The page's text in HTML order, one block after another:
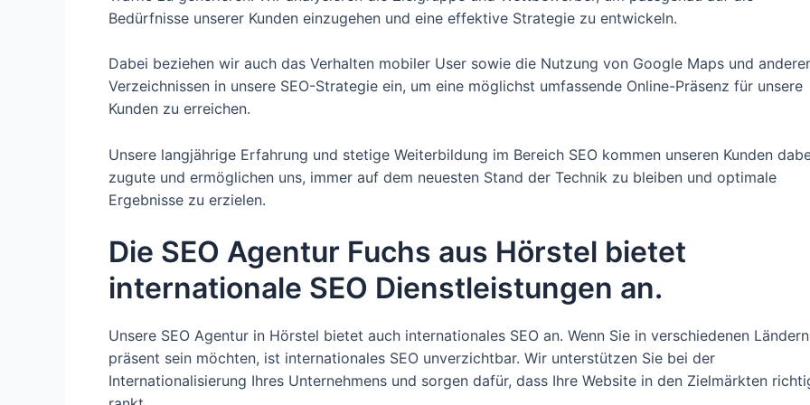
Bedürfnisse unserer Kunden einzugehen und eine effektive Strategie zu entwickeln.
Dabei beziehen wir auch das Verhalten mobiler User sowie die Nutzung von Google Maps und
Verzeichnissen in unsere SEO-Strategie ein, um eine möglichst umfassende Online-Präsenz für unsere
Kunden zu erreichen.
Unsere langjährige Erfahrung und stetige Weiterbildung im Bereich SEO kommen unseren Kunden
zugute und ermöglichen uns, immer auf dem neuesten Stand der Technik zu bleiben und optimale
Ergebnisse zu erzielen.
Die SEO Agentur Fuchs aus Hörstel bietet
internationale SEO Dienstleistungen an.
Unsere SEO Agentur in Hörstel bietet auch internationales SEO an. Wenn Sie in verschiedenen Ländern
präsent sein möchten, ist internationales SEO unverzichtbar. Wir unterstützen Sie bei der
Internationalisierung Ihres Unternehmens und sorgen dafür, dass Ihre Website in den Zielmärkten